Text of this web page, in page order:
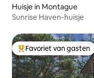
Huisje in Montague
Sunrise Haven-huisje
Topfavoriet van gasten
Favoriet van gasten